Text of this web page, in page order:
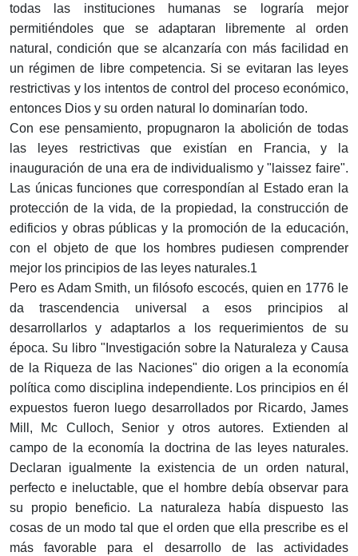
todas las instituciones humanas se lograría mejor
permitiéndoles que se adaptaran libremente al orden
natural, condición que se alcanzaría con más facilidad en
un régimen de libre competencia. Si se evitaran las leyes
restrictivas y los intentos de control del proceso económico,
entonces Dios y su orden natural lo dominarían todo.
Con ese pensamiento, propugnaron la abolición de todas
las leyes restrictivas que existían en Francia, y la
inauguración de una era de individualismo y "laissez faire".
Las únicas funciones que correspondían al Estado eran la
protección de la vida, de la propiedad, la construcción de
edificios y obras públicas y la promoción de la educación,
con el objeto de que los hombres pudiesen comprender
mejor los principios de las leyes naturales.1
Pero es Adam Smith, un filósofo escocés, quien en 1776 le
da trascendencia universal a esos principios al
desarrollarlos y adaptarlos a los requerimientos de su
época. Su libro "Investigación sobre la Naturaleza y Causa
de la Riqueza de las Naciones" dio origen a la economía
política como disciplina independiente. Los principios en él
expuestos fueron luego desarrollados por Ricardo, James
Mill, Mc Culloch, Senior y otros autores. Extienden al
campo de la economía la doctrina de las leyes naturales.
Declaran igualmente la existencia de un orden natural,
perfecto e ineluctable, que el hombre debía observar para
su propio beneficio. La naturaleza había dispuesto las
cosas de un modo tal que el orden que ella prescribe es el
más favorable para el desarrollo de las actividades